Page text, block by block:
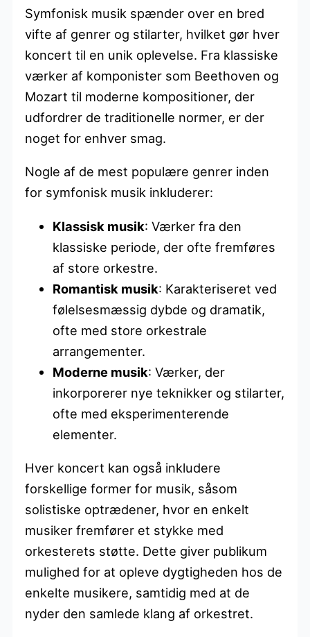
Symfonisk musik spænder over en bred
vifte af genrer og stilarter, hvilket gør hver
koncert til en unik oplevelse. Fra klassiske
værker af komponister som Beethoven og
Mozart til moderne kompositioner, der
udfordrer de traditionelle normer, er der
noget for enhver smag.
Nogle af de mest populære genrer inden
for symfonisk musik inkluderer:
Klassisk musik: Værker fra den
klassiske periode, der ofte fremføres
af store orkestre.
Romantisk musik: Karakteriseret ved
følelsesmæssig dybde og dramatik,
ofte med store orkestrale
arrangementer.
Moderne musik: Værker, der
inkorporerer nye teknikker og stilarter,
ofte med eksperimenterende
elementer.
Hver koncert kan også inkludere
forskellige former for musik, såsom
solistiske optrædener, hvor en enkelt
musiker fremfører et stykke med
orkesterets støtte. Dette giver publikum
mulighed for at opleve dygtigheden hos de
enkelte musikere, samtidig med at de
nyder den samlede klang af orkestret.